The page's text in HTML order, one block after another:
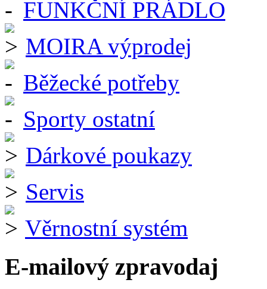
FUNKČNÍ PRÁDLO
MOIRA výprodej
Běžecké potřeby
Sporty ostatní
Dárkové poukazy
Servis
Věrnostní systém
E-mailový zpravodaj